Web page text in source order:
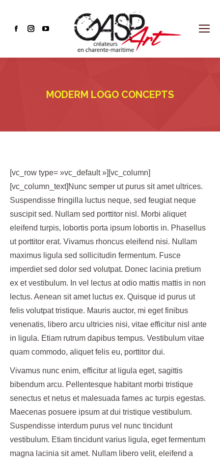
Facebook
opens
Instagram
opens
window
YouTube
opens
window
MODERM LOGO CONCEPTS
[vc_row type= »vc_default »][vc_column]
[vc_column_text]Nunc semper ut purus sit amet ultrices.
Suspendisse fringilla luctus neque, sed feugiat neque
suscipit sed. Nullam sed porttitor nisl. Morbi aliquet
eleifend turpis, lobortis porta ipsum lobortis in. Phasellus
ut porttitor erat. Vivamus rhoncus eleifend nisi. Nullam
maximus ligula sed sollicitudin fermentum. Fusce
imperdiet sed dolor sed volutpat. Donec lacinia pretium
ex et vestibulum. In vel lectus at odio mattis mattis in non
lectus. Aenean sit amet luctus ex. Quisque id purus ut
felis volutpat tristique. Mauris auctor, mi eget finibus
venenatis, libero arcu ultricies nisi, vitae efficitur nisl ante
in ligula. Etiam rutrum dapibus tempus. Vestibulum vitae
quam commodo, aliquet felis eu, porttitor dui.
Vivamus nunc enim, efficitur at ligula eget, sagittis
bibendum arcu. Pellentesque habitant morbi tristique
senectus et netus et malesuada fames ac turpis egestas.
Maecenas posuere ipsum at dui tristique vestibulum.
Suspendisse interdum purus vel nunc tincidunt
vestibulum. Etiam tincidunt varius ligula, eget fermentum
magna lacinia sit amet. Nullam libero velit, eleifend a